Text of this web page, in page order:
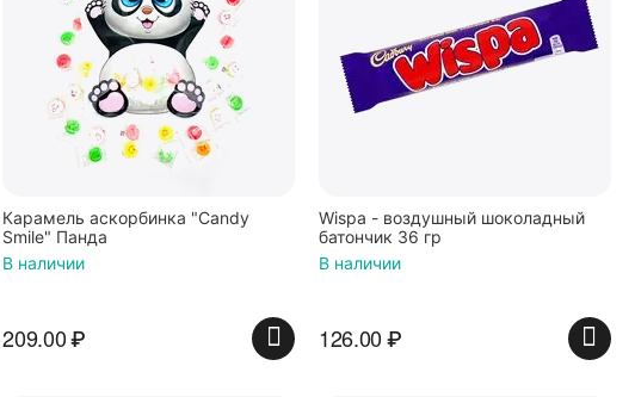
Карамель аскорбинка "Candy
Smile" Панда
В наличии
209.00₽
Wispa - воздушный шоколадный
батончик 36 гр
В наличии
126.00₽